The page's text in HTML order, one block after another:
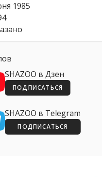
1985
SHAZOO в Дзен
ПОДПИСАТЬСЯ
SHAZOO в Telegram
ПОДПИСАТЬСЯ